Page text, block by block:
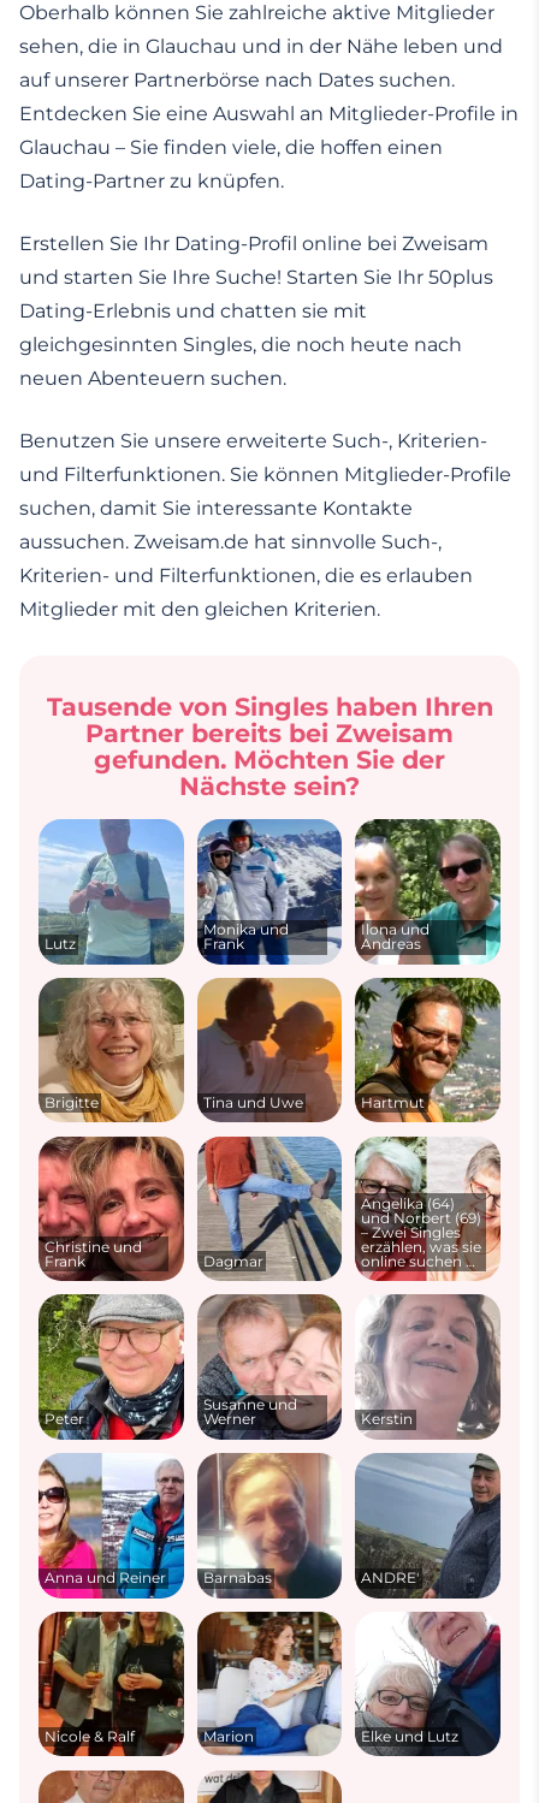
Oberhalb können Sie zahlreiche aktive Mitglieder
sehen, die in Glauchau und in der Nähe leben und
auf unserer Partnerbörse nach Dates suchen.
Entdecken Sie eine Auswahl an Mitglieder-Profile in
Glauchau – Sie finden viele, die hoffen einen
Dating-Partner zu knüpfen.
Erstellen Sie Ihr Dating-Profil online bei Zweisam
und starten Sie Ihre Suche! Starten Sie Ihr 50plus
Dating-Erlebnis und chatten sie mit
gleichgesinnten Singles, die noch heute nach
neuen Abenteuern suchen.
Benutzen Sie unsere erweiterte Such-, Kriterien-
und Filterfunktionen. Sie können Mitglieder-Profile
suchen, damit Sie interessante Kontakte
aussuchen. Zweisam.de hat sinnvolle Such-,
Kriterien- und Filterfunktionen, die es erlauben
Mitglieder mit den gleichen Kriterien.
Tausende von Singles haben Ihren
Partner bereits bei Zweisam
gefunden. Möchten Sie der
Nächste sein?
Lutz
Monika und
Frank
Ilona und
Andreas
Brigitte Tina und Uwe Hartmut
Christine und
Frank
Dagmar
Angelika (64)
und Norbert (69)
– Zwei Singles
erzählen, was sie
online suchen …
Peter
Susanne und
Werner
Kerstin
Anna und Reiner Barnabas ANDRE'
Nicole & Ralf Marion Elke und Lutz